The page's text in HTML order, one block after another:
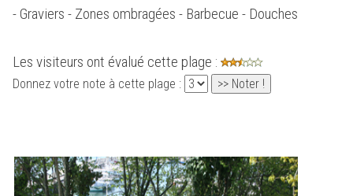
- Graviers - Zones ombragées - Barbecue - Douches
Les visiteurs ont évalué cette plage :
Donnez votre note à cette plage :